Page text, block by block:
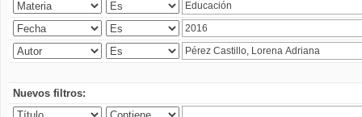
Nuevos filtros: